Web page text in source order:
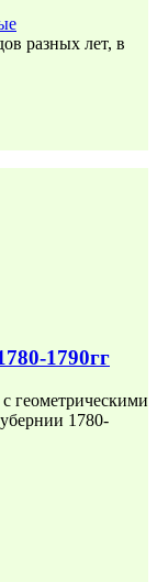
разных лет, в
1790гг
геометрическими
1780-